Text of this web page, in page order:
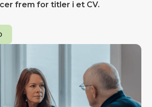
frem for titler i et CV.